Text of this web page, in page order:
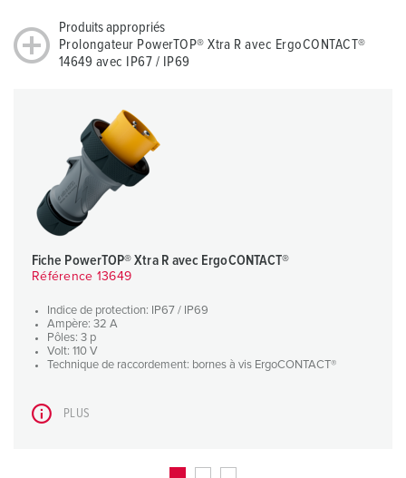
Produits appropriés
Prolongateur PowerTOP® Xtra R avec ErgoCONTACT®
14649 avec IP67 / IP69
Fiche PowerTOP® Xtra R avec ErgoCONTACT®
Référence 13649
Indice de protection: IP67 / IP69
Ampère: 32 A
Pôles: 3 p
Volt: 110 V
Technique de raccordement: bornes à vis ErgoCONTACT®
PLUS